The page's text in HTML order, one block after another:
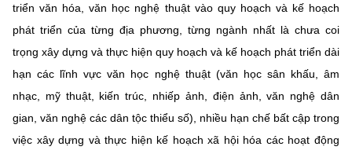
triển văn hóa, văn học nghệ thuật vào quy hoạch và kế hoạch
phát triển của từng địa phương, từng ngành nhất là chưa coi
trọng xây dựng và thực hiện quy hoạch và kế hoạch phát triển dài
hạn các lĩnh vực văn học nghệ thuật (văn học sân khấu, âm
nhạc, mỹ thuật, kiến trúc, nhiếp ảnh, điện ảnh, văn nghệ dân
gian, văn nghệ các dân tộc thiểu số), nhiều hạn chế bất cập trong
việc xây dựng và thực hiện kế hoạch xã hội hóa các hoạt động